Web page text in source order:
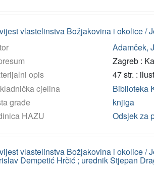
vlastelinstva Božjakovina i okolice /
Adamček,
Zagreb :
opis
47 str. :
cjelina
Biblioteka
građe
knjiga
HAZU
Odsjek za
vlastelinstva Božjakovina i okolice /
Dempetić Hrčić ; urednik Stjepan